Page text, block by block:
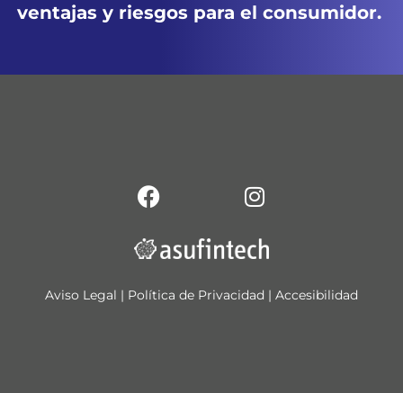
ventajas y riesgos para el consumidor.
Aviso Legal | Política de Privacidad | Accesibilidad